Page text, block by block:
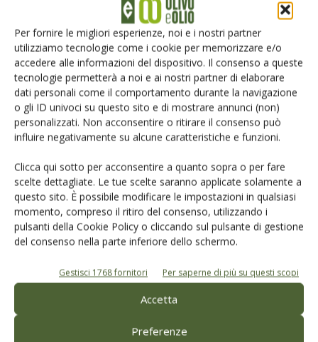
Per fornire le migliori esperienze, noi e i nostri partner
utilizziamo tecnologie come i cookie per memorizzare e/o
accedere alle informazioni del dispositivo. Il consenso a queste
tecnologie permetterà a noi e ai nostri partner di elaborare
dati personali come il comportamento durante la navigazione
o gli ID univoci su questo sito e di mostrare annunci (non)
personalizzati. Non acconsentire o ritirare il consenso può
influire negativamente su alcune caratteristiche e funzioni.
Clicca qui sotto per acconsentire a quanto sopra o per fare
scelte dettagliate. Le tue scelte saranno applicate solamente a
questo sito. È possibile modificare le impostazioni in qualsiasi
momento, compreso il ritiro del consenso, utilizzando i
pulsanti della Cookie Policy o cliccando sul pulsante di gestione
del consenso nella parte inferiore dello schermo.
Gestisci 1768 fornitori Per saperne di più su questi scopi
Accetta
Preferenze
Limitare i danni
La gestione sostenibile dell’oliveto, conclude Xiloyannis,
«non risolve il problema, ma consente di convivere con
esso, limitando fortemente i danni. D’altra parte, se la
Xylella è ormai diffusa sull’olivo e su tante altre specie
è solo un’illusione pericolosa!».
Conosciamo ancora poco di questo batterio e in particolare
di questo ceppo; il gruppo dei ricercatori di Bari ha fatto un
eccellente lavoro nell’identificare il ceppo e alcuni dei
approfondire; bisogna fare presto investendo risorse
finanziarie nella ricerca (che dovrà essere multidisciplinare
a 360 gradi senza trascurare l’ecosistema) per poter dare
dei consigli credibili e sostenibili (anche dal punto di vista